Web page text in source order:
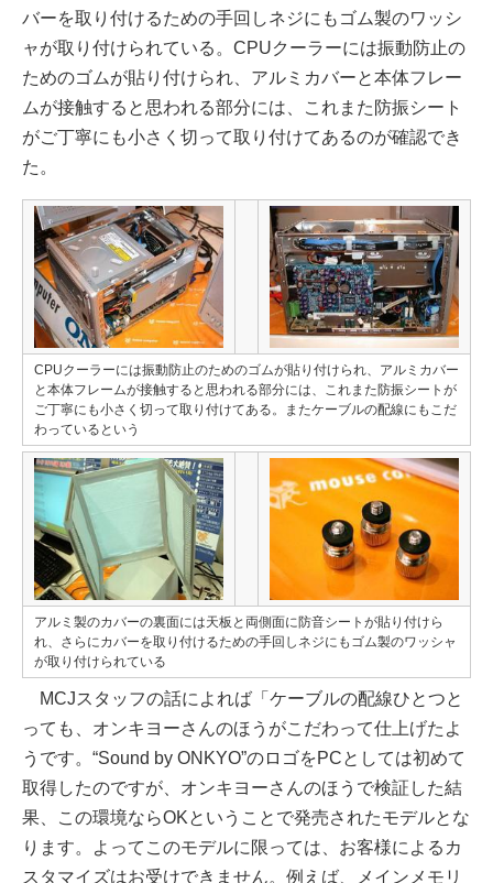
バーを取り付けるための手回しネジにもゴム製のワッシ
ャが取り付けられている。CPUクーラーには振動防止の
ためのゴムが貼り付けられ、アルミカバーと本体フレー
ムが接触すると思われる部分には、これまた防振シート
がご丁寧にも小さく切って取り付けてあるのが確認でき
た。
CPUクーラーには振動防止のためのゴムが貼り付けられ、アルミカバー
と本体フレームが接触すると思われる部分には、これまた防振シートが
ご丁寧にも小さく切って取り付けてある。またケーブルの配線にもこだ
わっているという
アルミ製のカバーの裏面には天板と両側面に防音シートが貼り付けら
れ、さらにカバーを取り付けるための手回しネジにもゴム製のワッシャ
が取り付けられている
MCJスタッフの話によれば「ケーブルの配線ひとつと
っても、オンキヨーさんのほうがこだわって仕上げたよ
うです。“Sound by ONKYO”のロゴをPCとしては初めて
取得したのですが、オンキヨーさんのほうで検証した結
果、この環境ならOKということで発売されたモデルとな
ります。よってこのモデルに限っては、お客様によるカ
スタマイズはお受けできません。例えば、メインメモリ